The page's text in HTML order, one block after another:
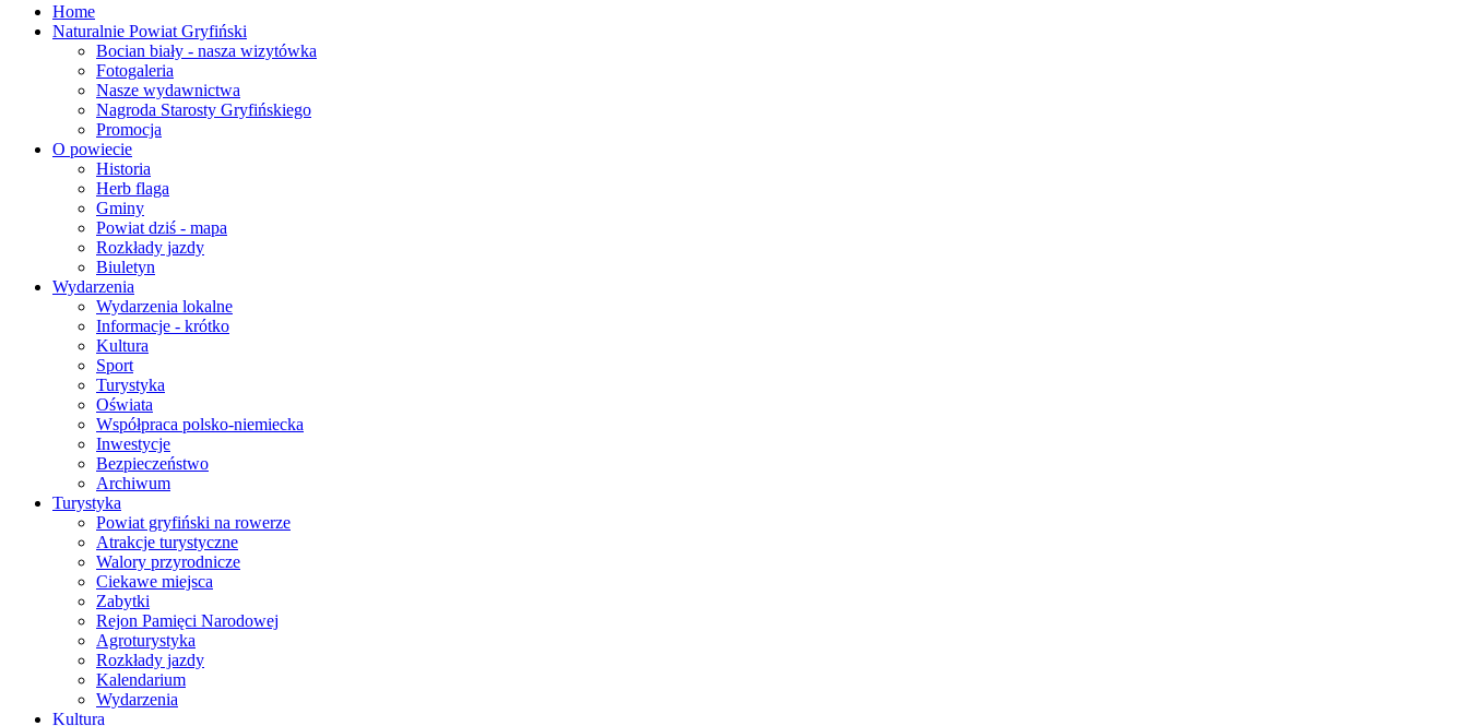
Home
Naturalnie Powiat Gryfiński
Bocian biały - nasza wizytówka
Fotogaleria
Nasze wydawnictwa
Nagroda Starosty Gryfińskiego
Promocja
O powiecie
Historia
Herb flaga
Gminy
Powiat dziś - mapa
Rozkłady jazdy
Biuletyn
Wydarzenia
Wydarzenia lokalne
Informacje - krótko
Kultura
Sport
Turystyka
Oświata
Współpraca polsko-niemiecka
Inwestycje
Bezpieczeństwo
Archiwum
Turystyka
Powiat gryfiński na rowerze
Atrakcje turystyczne
Walory przyrodnicze
Ciekawe miejsca
Zabytki
Rejon Pamięci Narodowej
Agroturystyka
Rozkłady jazdy
Kalendarium
Wydarzenia
Kultura